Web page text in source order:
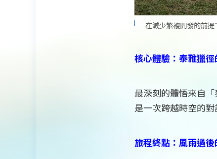
在減少繁複開發的前
核心體驗：泰雅獵
最深刻的體悟來自
是一次跨越時空的
旅程終點：風雨過